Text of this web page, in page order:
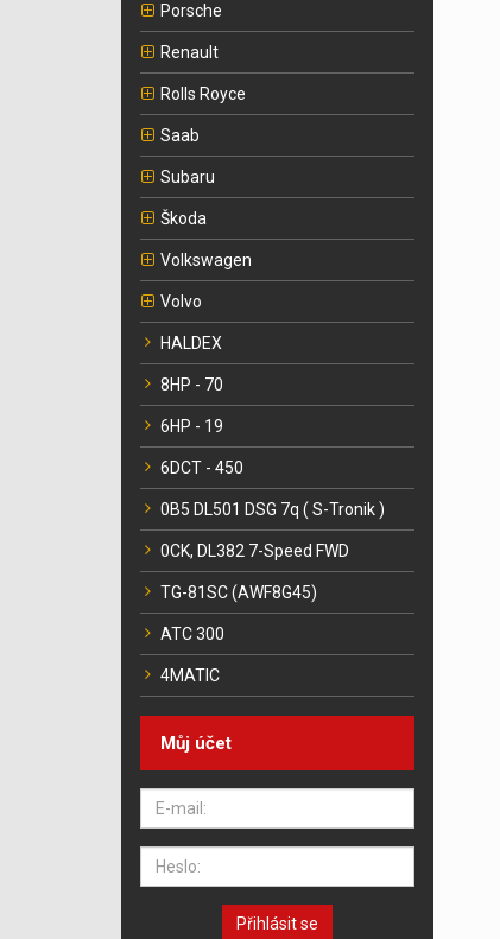
Porsche
Renault
Rolls Royce
Saab
Subaru
Škoda
Volkswagen
Volvo
HALDEX
8HP - 70
6HP - 19
6DCT - 450
0B5 DL501 DSG 7q ( S-Tronik )
0CK, DL382 7-Speed FWD
TG-81SC (AWF8G45)
ATC 300
4MATIC
Můj účet
Přihlásit se